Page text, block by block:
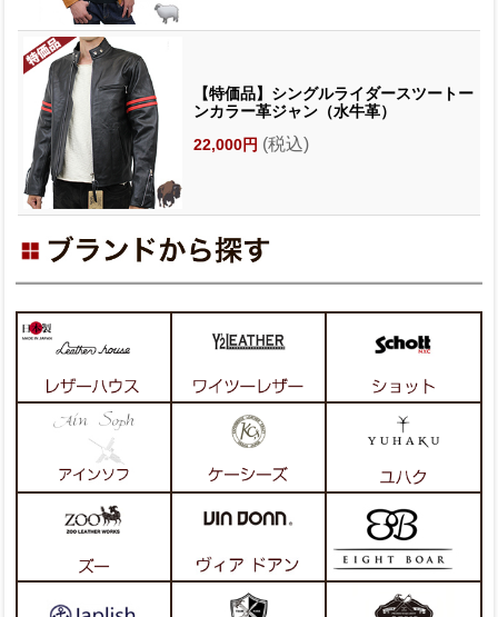
【特価品】シングルライダースツートー
ンカラー革ジャン（水牛革）
22,000円 (税込)